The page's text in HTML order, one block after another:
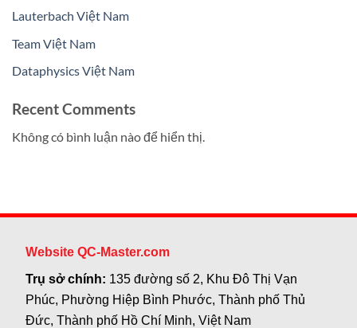
Lauterbach Việt Nam
Team Việt Nam
Dataphysics Việt Nam
Recent Comments
Không có bình luận nào để hiển thị.
Website QC-Master.com
Trụ sở chính: 135 đường số 2, Khu Đô Thị Vạn
Phúc, Phường Hiệp Bình Phước, Thành phố Thủ
Đức, Thành phố Hồ Chí Minh, Việt Nam